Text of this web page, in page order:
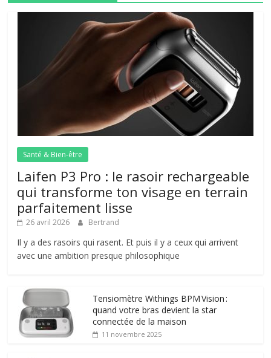
Santé & Bien-être
Laifen P3 Pro : le rasoir rechargeable
qui transforme ton visage en terrain
parfaitement lisse
26 avril 2026 Bertrand
Il y a des rasoirs qui rasent. Et puis il y a ceux qui arrivent
avec une ambition presque philosophique
Tensiomètre Withings BPM Vision :
quand votre bras devient la star
connectée de la maison
11 novembre 2025